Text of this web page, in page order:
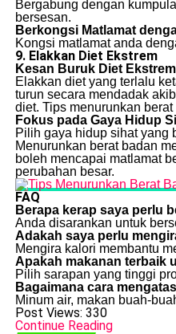
Bergabung dengan
bersesan.
Berkongsi Matlamat
Kongsi matlamat anda
9. Elakkan Diet Ekstrem
Kesan Buruk Diet Ekstrem
Elakkan diet yang terlalu
turun secara mendadak
diet. Tips menurunkan
Fokus pada Gaya Hidup
Pilih gaya hidup sihat yang
Menurunkan berat badan
boleh mencapai matlamat
perubahan besar.
FAQ
Berapa kerap saya perlu
Anda disarankan untuk
Adakah saya perlu
Mengira kalori membantu
Apakah makanan terbaik
Pilih sarapan yang tinggi
Bagaimana cara
Minum air, makan buah-
Post Views: 330
Continue Reading